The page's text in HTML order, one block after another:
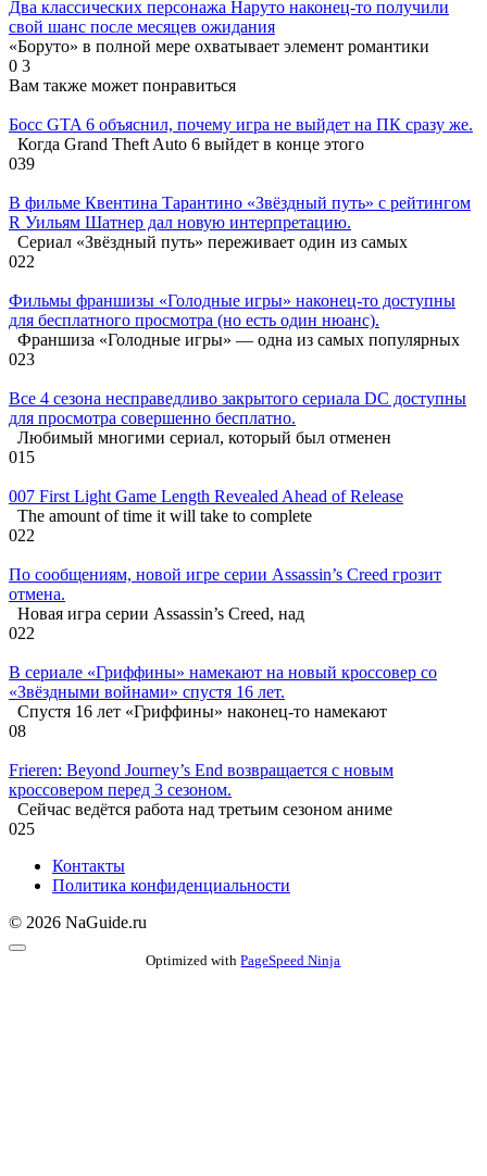
Два классических персонажа Наруто наконец-то получили
свой шанс после месяцев ожидания
«Боруто» в полной мере охватывает элемент романтики
0 3
Вам также может понравиться
Босс GTA 6 объяснил, почему игра не выйдет на ПК сразу же.
Когда Grand Theft Auto 6 выйдет в конце этого
039
В фильме Квентина Тарантино «Звёздный путь» с рейтингом
R Уильям Шатнер дал новую интерпретацию.
Сериал «Звёздный путь» переживает один из самых
022
Фильмы франшизы «Голодные игры» наконец-то доступны
для бесплатного просмотра (но есть один нюанс).
Франшиза «Голодные игры» — одна из самых популярных
023
Все 4 сезона несправедливо закрытого сериала DC доступны
для просмотра совершенно бесплатно.
Любимый многими сериал, который был отменен
015
007 First Light Game Length Revealed Ahead of Release
The amount of time it will take to complete
022
По сообщениям, новой игре серии Assassin’s Creed грозит
отмена.
Новая игра серии Assassin’s Creed, над
022
В сериале «Гриффины» намекают на новый кроссовер со
«Звёздными войнами» спустя 16 лет.
Спустя 16 лет «Гриффины» наконец-то намекают
08
Frieren: Beyond Journey’s End возвращается с новым
кроссовером перед 3 сезоном.
Сейчас ведётся работа над третьим сезоном аниме
025
Контакты
Политика конфиденциальности
© 2026 NaGuide.ru
Optimized withPageSpeed Ninja